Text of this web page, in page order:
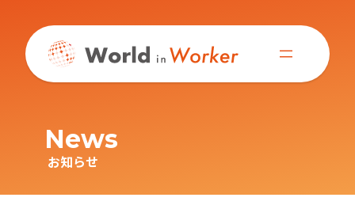
News
お知らせ